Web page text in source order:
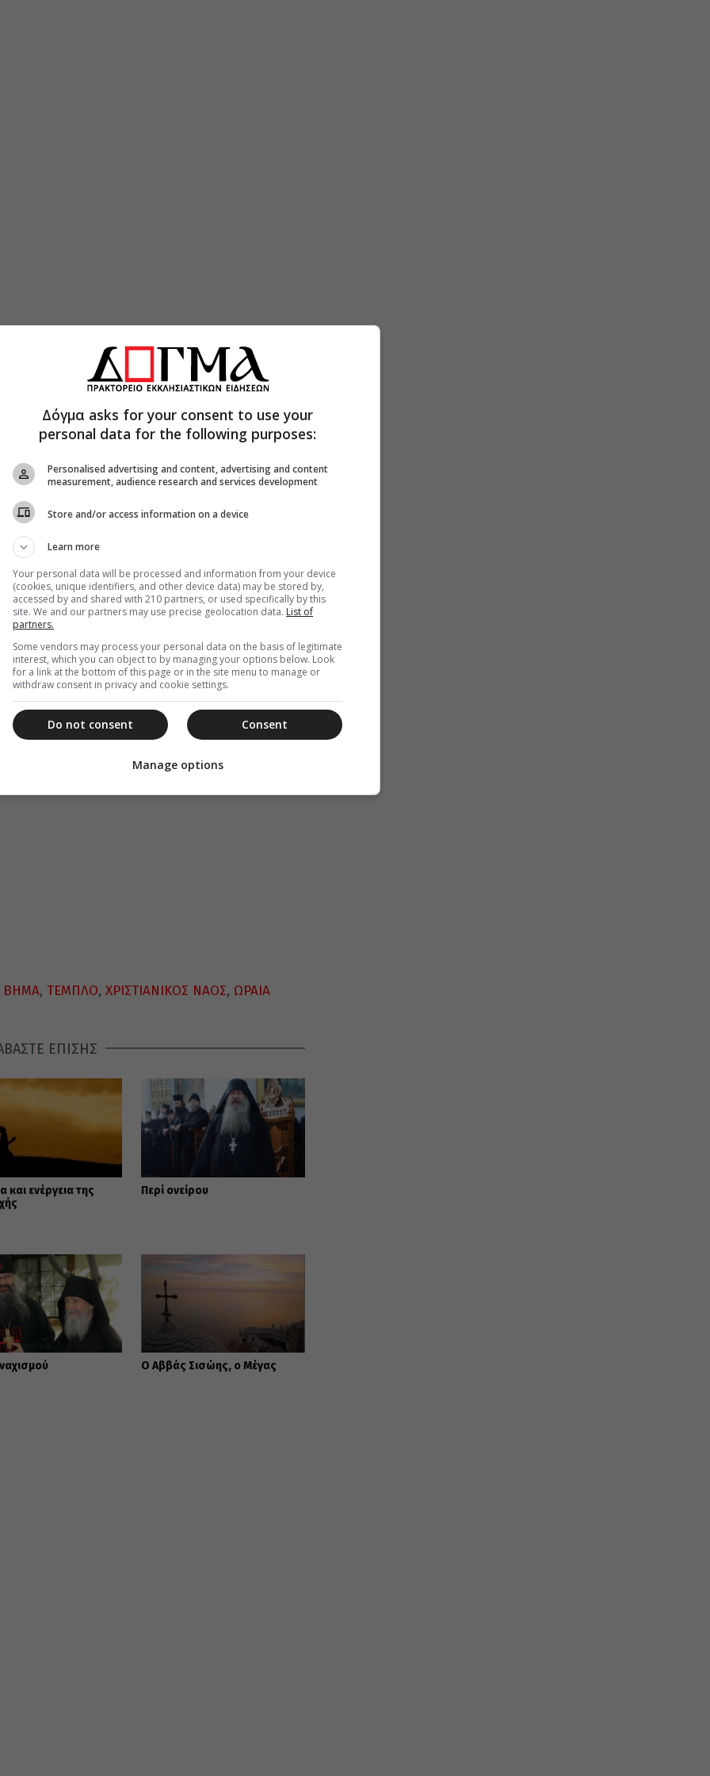
απεικονίζονται οι δύο Αρχάγγελοι, ο
τρόπον τινά, τη Δικαιοσύνη του Θεού, ως
και ο Γαβριήλ, που εκφράζει την αγάπη του
με τη σειρά: όπως κοιτάζουμε την
Χριστού και δίπλα του ο Τίμιος Πρόδρομος, ο
κοιτάζουμε την Ωραία Πύλη, στα αριστερά,
και δίπλα ο άγιος/αγία ή η Εικόνα της
Γέννηση…) που τιμάται ο ναός.
διαχωρισμός με την Εικόνα δίπλα
Ναούς, πολύ δε περισσότερο στα
συνήθεια που επικράτησε στον
μετεξέλιξη των ναών και εν γένει τη ναοδομία.
από τις Εικόνες του τέμπλου, πέρα από το
και αναπέμπουν, συμβολίζουν τα αστέρια του
πλάση του Θεού.
ΒΗΜΑ, ΤΕΜΠΛΟ, ΧΡΙΣΤΙΑΝΙΚΟΣ ΝΑΟΣ, ΩΡΑΙΑ
ΕΠΙΣΗΣ
και ενέργεια της
Περί ονείρου
Ο Αββάς Σισώης, ο Μέγας
Δόγμα asks for your consent to use your
personal data for the following purposes:
Personalised advertising and content, advertising and content
measurement, audience research and services development
Store and/or access information on a device
Learn more
Your personal data will be processed and information from your device
(cookies, unique identifiers, and other device data) may be stored by,
accessed by and shared with 210 partners, or used specifically by this
site. We and our partners may use precise geolocation data. List of
partners.
Some vendors may process your personal data on the basis of legitimate
interest, which you can object to by managing your options below. Look
for a link at the bottom of this page or in the site menu to manage or
withdraw consent in privacy and cookie settings.
Consent
Do not consent
Manage options